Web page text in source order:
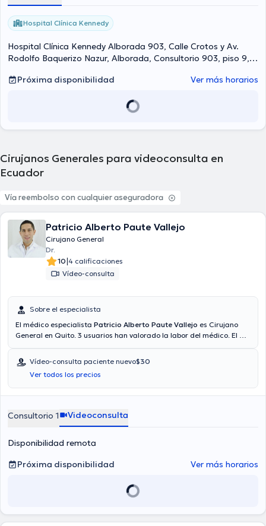
Hospital Clínica Kennedy
Hospital Clínica Kennedy Alborada 903, Calle Crotos y Av.
Rodolfo Baquerizo Nazur, Alborada, Consultorio 903, piso 9,
Próxima disponibilidad
Ver más horarios
Cirujanos Generales para videoconsulta en
Ecuador
Vía reembolso con cualquier aseguradora
Patricio Alberto Paute Vallejo
Cirujano General
Dr.
10|4 calificaciones
Vídeo-consulta
Sobre el especialista
El médico especialista Patricio Alberto Paute Vallejo es Cirujano
General en Quito. 3 usuarios han valorado la labor del médico. El Dr.
mejores precios con las siguientes aseguradoras: Consulta privada,
Plan Vital - Medicina Prepagada, Vía reembolso con cualquier
aseguradora. El precio de la consulta con el médico Patricio Alberto
Paute Vallejo es de $40. Algunos de los servicios médicos ofrecidos
de vesícula biliar.
Vídeo-consulta paciente nuevo$30
Ver todos los precios
Consultorio 1 Videoconsulta
Disponibilidad remota
Próxima disponibilidad
Ver más horarios